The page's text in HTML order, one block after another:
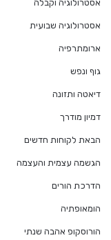
אסטרולוגיה וקבלה
אסטרולוגיה שבועית
ארומתרפיה
גוף ונפש
דיאטה ותזונה
דמיון מודרך
הבאת לקוחות חדשים
הגשמה עצמית והעצמה
הדרכת הורים
הומאופתיה
הורוסקופ אהבה שנתי